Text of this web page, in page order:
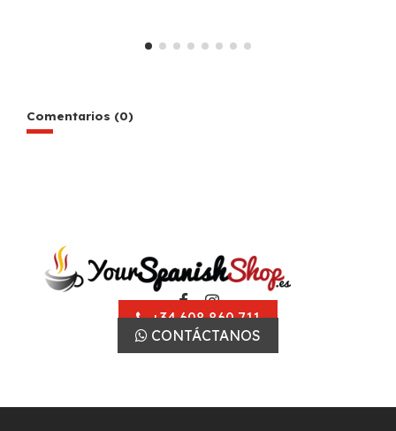
Comentarios (0)
+34 608 860 711
CONTÁCTANOS